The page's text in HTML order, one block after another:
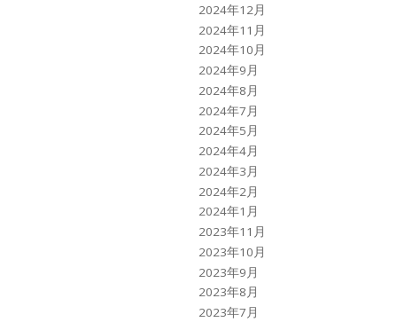
2024年12月
2024年11月
2024年10月
2024年9月
2024年8月
2024年7月
2024年5月
2024年4月
2024年3月
2024年2月
2024年1月
2023年11月
2023年10月
2023年9月
2023年8月
2023年7月